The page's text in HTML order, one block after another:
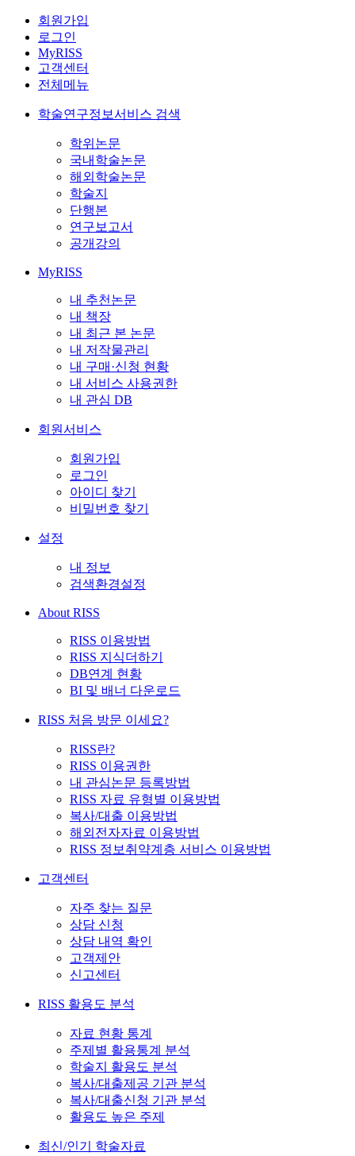
회원가입
로그인
MyRISS
고객센터
전체메뉴
학술연구정보서비스 검색
학위논문
국내학술논문
해외학술논문
학술지
단행본
연구보고서
공개강의
MyRISS
내 추천논문
내 책장
내 최근 본 논문
내 저작물관리
내 구매·신청 현황
내 서비스 사용권한
내 관심 DB
회원서비스
회원가입
로그인
아이디 찾기
비밀번호 찾기
설정
내 정보
검색환경설정
About RISS
RISS 이용방법
RISS 지식더하기
DB연계 현황
BI 및 배너 다운로드
RISS 처음 방문 이세요?
RISS란?
RISS 이용권한
내 관심논문 등록방법
RISS 자료 유형별 이용방법
복사/대출 이용방법
해외전자자료 이용방법
RISS 정보취약계층 서비스 이용방법
고객센터
자주 찾는 질문
상담 신청
상담 내역 확인
고객제안
신고센터
RISS 활용도 분석
자료 현황 통계
주제별 활용통계 분석
학술지 활용도 분석
복사/대출제공 기관 분석
복사/대출신청 기관 분석
활용도 높은 주제
최신/인기 학술자료